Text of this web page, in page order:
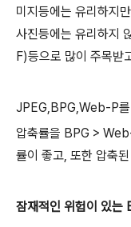
미지등에는 유리하지
사진등에는 유리하지
F)등으로 많이 주목받
JPEG,BPG,Web-P를
압축률을 BPG >
률이 좋고, 또한 압축
잠재적인 위험이 있는